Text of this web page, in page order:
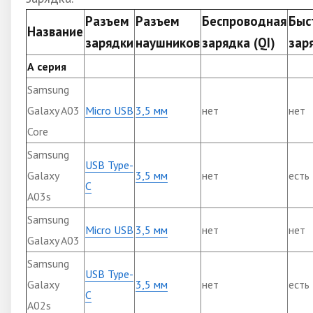
Название
Разъем
зарядки
Разъем
наушников
Беспроводная
зарядка (QI)
А серия
Samsung
Galaxy A03
Core
Micro USB 3,5 мм нет нет
Samsung
Galaxy
A03s
USB Type-
C
3,5 мм нет есть
Samsung
Galaxy A03
Micro USB 3,5 мм нет нет
Samsung
Galaxy
A02s
USB Type-
C
3,5 мм нет есть